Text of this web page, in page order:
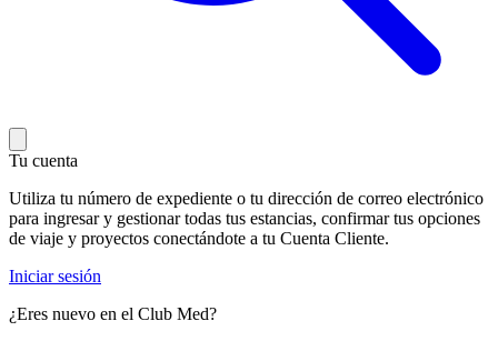
Tu cuenta
Utiliza tu número de expediente o tu dirección de correo electrónico
para ingresar y gestionar todas tus estancias, confirmar tus opciones
de viaje y proyectos conectándote a tu Cuenta Cliente.
Iniciar sesión
¿Eres nuevo en el Club Med?